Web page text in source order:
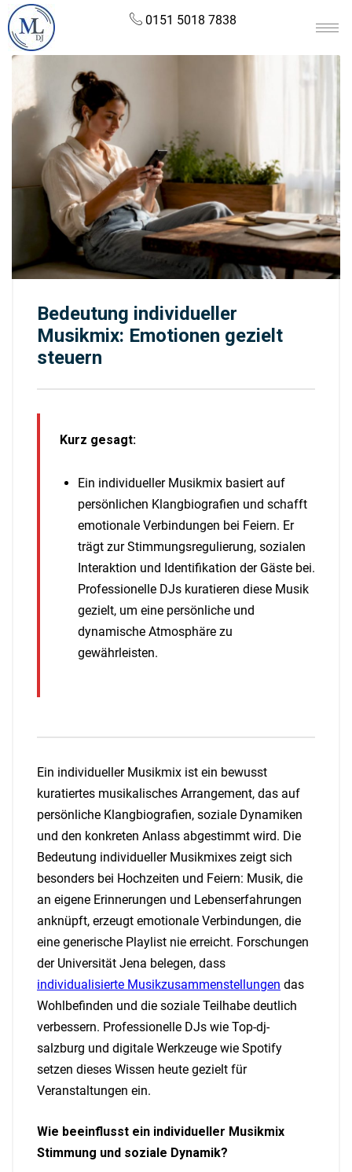
0151 5018 7838
Bedeutung individueller
Musikmix: Emotionen gezielt
steuern
Kurz gesagt:
Ein individueller Musikmix basiert auf
persönlichen Klangbiografien und schafft
emotionale Verbindungen bei Feiern. Er
trägt zur Stimmungsregulierung, sozialen
Interaktion und Identifikation der Gäste bei.
Professionelle DJs kuratieren diese Musik
gezielt, um eine persönliche und
dynamische Atmosphäre zu
gewährleisten.
Ein individueller Musikmix ist ein bewusst
kuratiertes musikalisches Arrangement, das auf
persönliche Klangbiografien, soziale Dynamiken
und den konkreten Anlass abgestimmt wird. Die
Bedeutung individueller Musikmixes zeigt sich
besonders bei Hochzeiten und Feiern: Musik, die
an eigene Erinnerungen und Lebenserfahrungen
anknüpft, erzeugt emotionale Verbindungen, die
eine generische Playlist nie erreicht. Forschungen
der Universität Jena belegen, dass
individualisierte Musikzusammenstellungen das
Wohlbefinden und die soziale Teilhabe deutlich
verbessern. Professionelle DJs wie Top-dj-
salzburg und digitale Werkzeuge wie Spotify
setzen dieses Wissen heute gezielt für
Veranstaltungen ein.
Wie beeinflusst ein individueller Musikmix
Stimmung und soziale Dynamik?